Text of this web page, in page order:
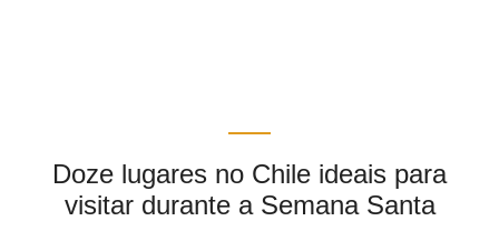
Doze lugares no Chile ideais para
visitar durante a Semana Santa